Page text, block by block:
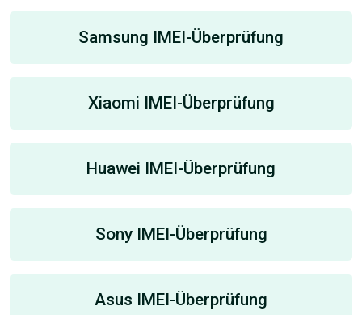
Samsung IMEI-Überprüfung
Xiaomi IMEI-Überprüfung
Huawei IMEI-Überprüfung
Sony IMEI-Überprüfung
Asus IMEI-Überprüfung